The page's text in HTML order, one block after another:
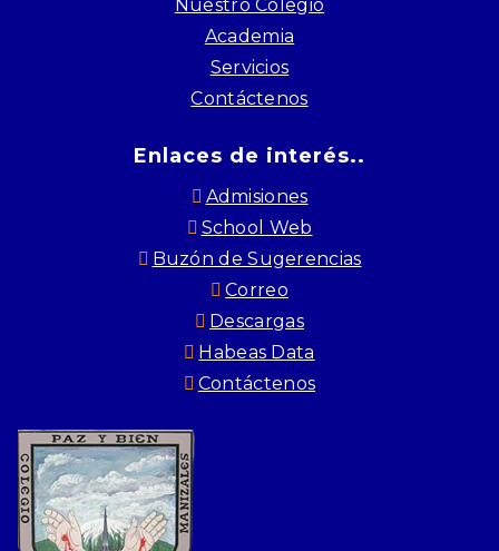
Nuestro Colegio
Academia
Servicios
Contáctenos
Enlaces de interés..
Admisiones
School Web
Buzón de Sugerencias
Correo
Descargas
Habeas Data
Contáctenos